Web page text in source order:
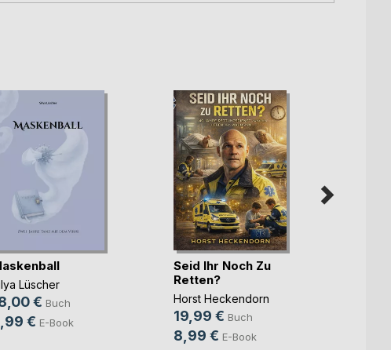
Lüscher
€ Buch
€ E-Book
Seid Ihr Noch Zu
Retten?
Horst Heckendorn
19,99 € Buch
8,99 € E-Book